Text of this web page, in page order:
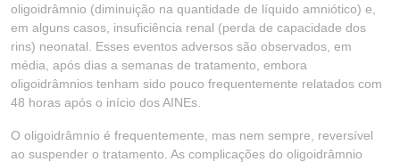
oligoidrâmnio (diminuição na quantidade de líquido amniótico) e,
em alguns casos, insuficiência renal (perda de capacidade dos
rins) neonatal. Esses eventos adversos são observados, em
média, após dias a semanas de tratamento, embora
oligoidrâmnios tenham sido pouco frequentemente relatados com
48 horas após o início dos AINEs.
O oligoidrâmnio é frequentemente, mas nem sempre, reversível
ao suspender o tratamento. As complicações do oligoidrâmnio